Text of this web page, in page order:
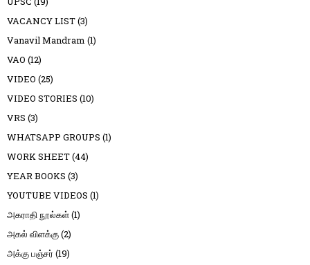
VACANCY LIST(3)
Vanavil Mandram (1)
VAO (12)
VIDEO (25)
VIDEO STORIES (10)
VRS (3)
WHATSAPP GROUPS (1)
WORK SHEET(44)
YEAR BOOKS (3)
YOUTUBE VIDEOS (1)
அகராதி நூல்கள்(1)
அகல் விளக்கு(2)
அக்கு பஞ்சர் (19)